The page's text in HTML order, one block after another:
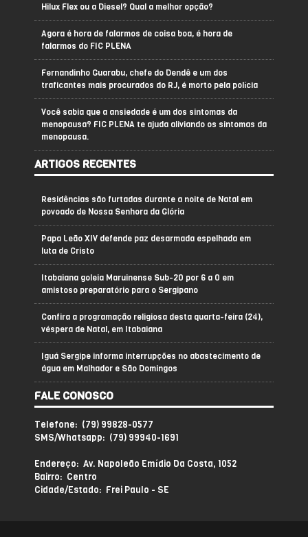
Hilux Flex ou a Diesel? Qual a melhor opção?
Agora é hora de falarmos de coisa boa, é hora de
falarmos do FIC PLENA
Fernandinho Guarabu, chefe do Dendê e um dos
traficantes mais procurados do RJ, é morto pela polícia
Você sabia que a ansiedade é um dos sintomas da
menopausa? FIC PLENA te ajuda aliviando os sintomas da
menopausa.
ARTIGOS RECENTES
Residências são furtadas durante a noite de Natal em
povoado de Nossa Senhora da Glória
Papa Leão XIV defende paz desarmada espelhada em
luta de Cristo
Itabaiana goleia Maruinense Sub-20 por 6 a 0 em
amistoso preparatório para o Sergipano
Confira a programação religiosa desta quarta-feira (24),
véspera de Natal, em Itabaiana
Iguá Sergipe informa interrupções no abastecimento de
água em Malhador e São Domingos
FALE CONOSCO
Telefone: (79) 99828-0577
SMS/Whatsapp: (79) 99940-1691
Endereço: Av. Napoleão Emídio Da Costa, 1052
Bairro: Centro
Cidade/Estado: Frei Paulo - SE